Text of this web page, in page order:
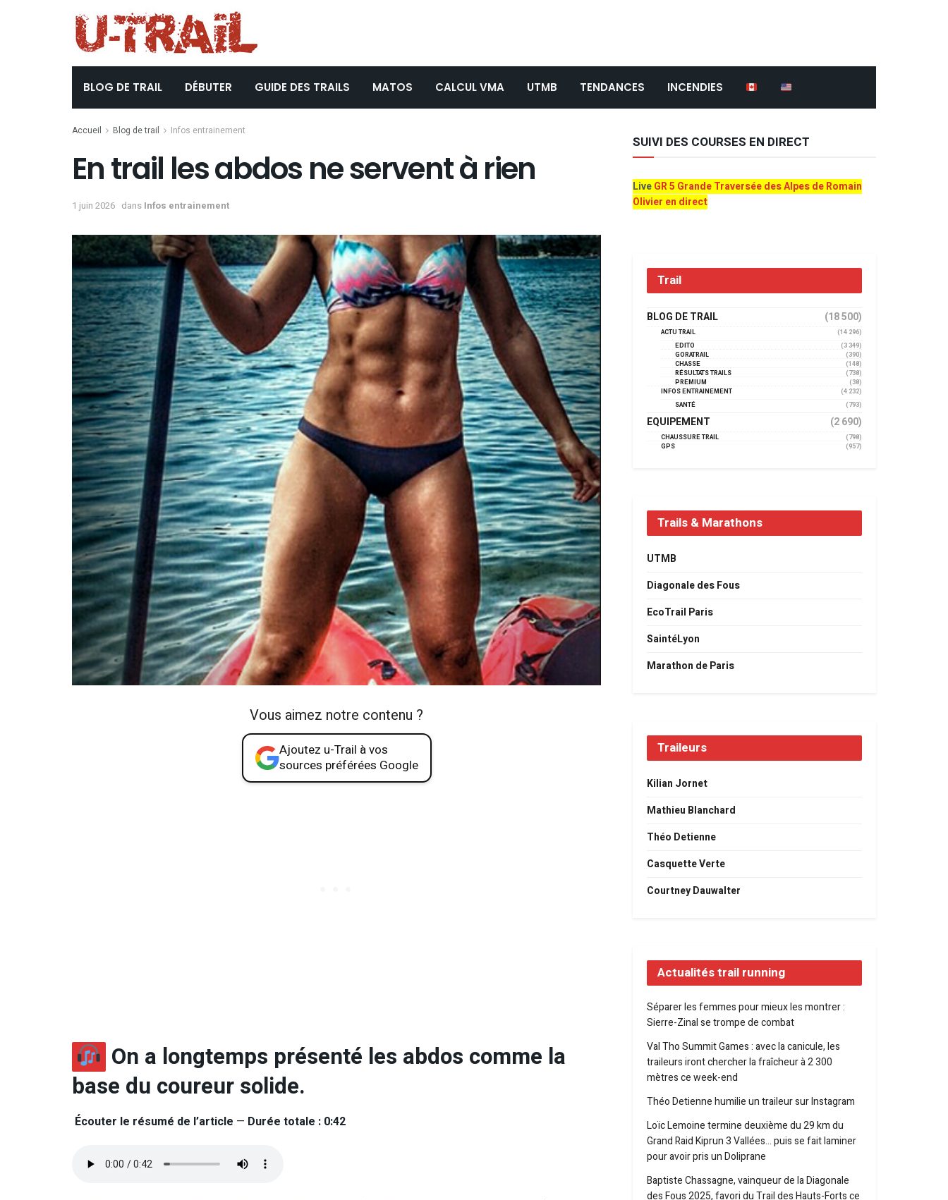
BLOG DE TRAIL DÉBUTER GUIDE DES TRAILS MATOS CALCUL VMA UTMB TENDANCES INCENDIES
Accueil Blog de trail Infos entrainement
En trail les abdos ne servent à rien
1 juin 2026 dans Infos entrainement
Vous aimez notre contenu ?
Ajoutez u-Trail à vos
sources préférées Google
On a longtemps présenté les abdos comme la
base du coureur solide.
Écouter le résumé de l’article — Durée totale : 0:42
SUIVI DES COURSES EN DIRECT
LiveGR 5 Grande Traversée des Alpes de Romain
Olivier en direct
Trail
BLOG DE TRAIL (18 500)
ACTU TRAIL
(14 296)
EDITO
(3 349)
GORATRAIL
(390)
CHASSE
(148)
RÉSULTATS TRAILS
(738)
PREMIUM
(38)
INFOS ENTRAINEMENT
(4 232)
SANTÉ
(793)
EQUIPEMENT (2 690)
CHAUSSURE TRAIL
(798)
GPS
(957)
Trails & Marathons
UTMB
Diagonale des Fous
EcoTrail Paris
SaintéLyon
Marathon de Paris
Traileurs
Kilian Jornet
Mathieu Blanchard
Théo Detienne
Casquette Verte
Courtney Dauwalter
Actualités trail running
Séparer les femmes pour mieux les montrer :
Sierre-Zinal se trompe de combat
Val Tho Summit Games : avec la canicule, les
traileurs iront chercher la fraîcheur à 2 300
mètres ce week-end
Théo Detienne humilie un traileur sur Instagram
Loïc Lemoine termine deuxième du 29 km du
Grand Raid Kiprun 3 Vallées… puis se fait laminer
pour avoir pris un Doliprane
Baptiste Chassagne, vainqueur de la Diagonale
des Fous 2025, favori du Trail des Hauts-Forts ce